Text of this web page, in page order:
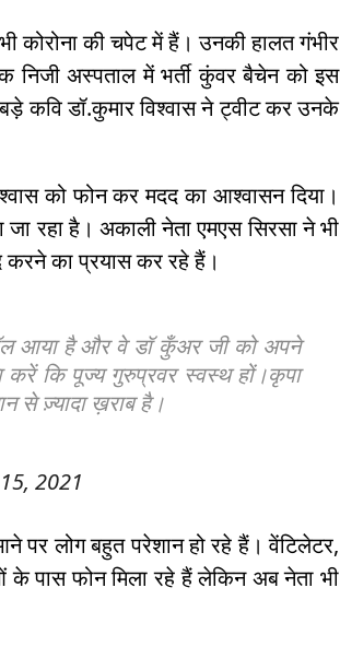
कोरोना की चपेट में हैं। उनकी हालत गंभीर
अस्‍पताल में भर्ती कुंवर बैचेन को इस
कवि डॉ.कुमार विश्‍वास ने ट्वीट कर उनके
को फोन कर मदद का आश्‍वासन दिया।
रहा है। अकाली नेता एमएस सिरसा ने भी
करने का प्रयास कर रहे हैं।
आया है और वे डॉ कुँअर जी को अपने
करें कि पूज्य गुरुप्रवर स्वस्थ हों।कृपा
से ज़्यादा ख़राब है।
2021
पर लोग बहुत परेशान हो रहे हैं। वेंटिलेटर,
पास फोन मिला रहे हैं लेकिन अब नेता भी